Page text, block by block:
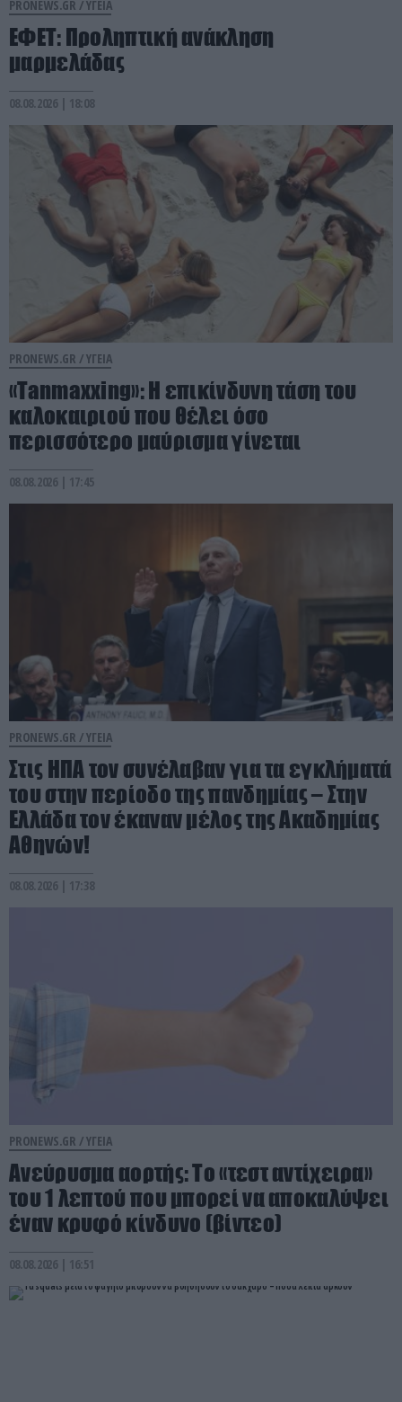
PRONEWS.GR /ΥΓΕΙΑ
ΕΦΕΤ: Προληπτική ανάκληση
μαρμελάδας
08.08.2026 | 18:08
PRONEWS.GR /ΥΓΕΙΑ
«Tanmaxxing»: Η επικίνδυνη τάση του
καλοκαιριού που θέλει όσο
περισσότερο μαύρισμα γίνεται
08.08.2026 | 17:45
PRONEWS.GR /ΥΓΕΙΑ
Στις ΗΠΑ τον συνέλαβαν για τα εγκλήματά
του στην περίοδο της πανδημίας – Στην
Ελλάδα τον έκαναν μέλος της Ακαδημίας
Αθηνών!
08.08.2026 | 17:38
PRONEWS.GR /ΥΓΕΙΑ
Ανεύρυσμα αορτής: Το «τεστ αντίχειρα»
του 1 λεπτού που μπορεί να αποκαλύψει
έναν κρυφό κίνδυνο (βίντεο)
08.08.2026 | 16:51